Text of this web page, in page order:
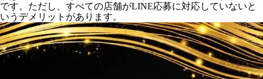
です。ただし、すべての店舗がLINE応募に対応していないと
いうデメリットがあります。